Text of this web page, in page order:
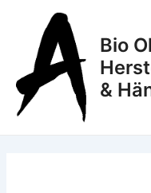
contenu
Bio
&